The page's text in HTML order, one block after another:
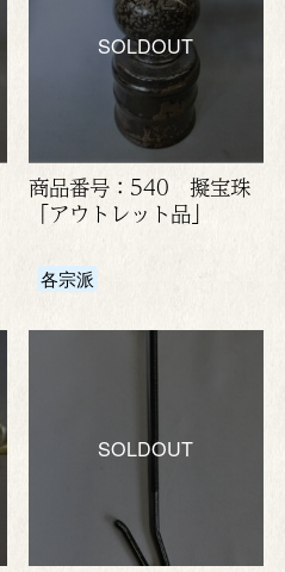
SOLDOUT
商品番号：540 擬宝珠
「アウトレット品」
各宗派
SOLDOUT